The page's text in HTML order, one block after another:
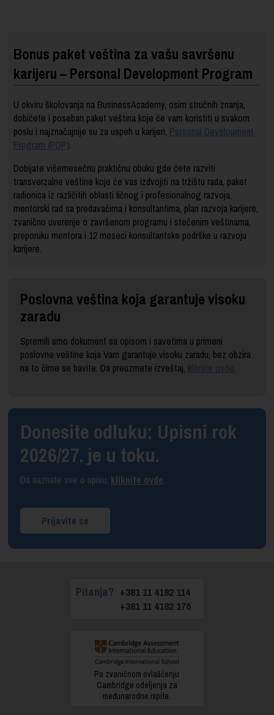
Bonus paket veština za vašu savršenu
karijeru – Personal Development Program
U okviru školovanja na BusinessAcademy, osim stručnih znanja,
dobićete i poseban paket veština koje će vam koristiti u svakom
poslu i najznačajnije su za uspeh u karijeri, Personal Development
Program (PDP).
Dobijate višemesečnu praktičnu obuku gde ćete razviti
transverzalne veštine koje će vas izdvojiti na tržištu rada, paket
radionica iz različitih oblasti ličnog i profesionalnog razvoja,
mentorski rad sa predavačima i konsultantima, plan razvoja karijere,
zvanično uverenje o završenom programu i stečenim veštinama,
preporuku mentora i 12 meseci konsultantske podrške u razvoju
karijere.
Poslovna veština koja garantuje visoku
zaradu
Spremili smo dokument sa opisom i savetima u primeni
poslovne veštine koja Vam garantuje visoku zaradu, bez obzira
na to čime se bavite. Da preuzmete izveštaj, kliknite ovde.
Donesite odluku: Upisni rok
2026/27. je u toku.
Da saznate sve o upisu, kliknite ovde.
Prijavite se
Pitanja? +381 11 4182 114
+381 11 4182 176
Po zvaničnom ovlašćenju
Cambridge odeljenja za
međunarodne ispite.